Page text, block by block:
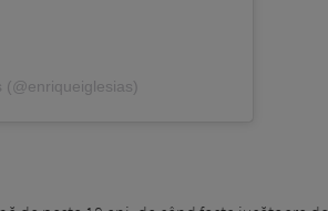
(@enriqueiglesias)